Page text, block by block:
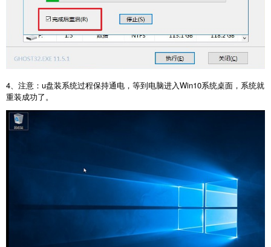
4、注意：u盘装系统过程保持通电，等到电脑进入Win10系统桌面，系统就
重装成功了。